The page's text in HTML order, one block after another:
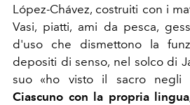
López-Chávez, costruiti con i
Vasi, piatti, ami da pesca,
d'uso che dismettono la
depositi di senso, nel solco di
suo «ho visto il sacro negli
Ciascuno con la propria